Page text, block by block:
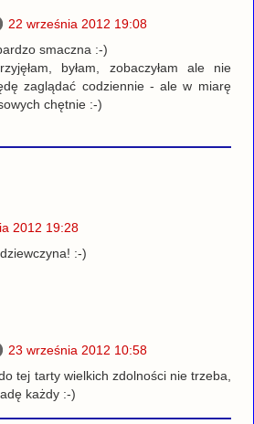
22 września 2012 19:08
smaczna :-)
byłam, zobaczyłam ale nie
zaglądać codziennie - ale w miarę
chętnie :-)
2012 19:28
:-)
23 września 2012 10:58
tej tarty wielkich zdolności nie trzeba,
każdy :-)